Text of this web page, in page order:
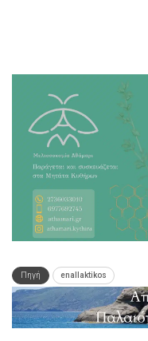
Πηγή enallaktikos